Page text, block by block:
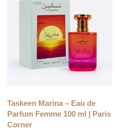
Taskeen Marina – Eau de
Parfum Femme 100 ml | Paris
Corner